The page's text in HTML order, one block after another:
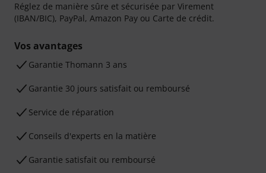
Réglez de manière sûre et sécurisée par Virement
(IBAN/BIC), PayPal, Amazon Pay ou Carte de crédit.
Vos avantages
Ga­ran­tie Thomann 3 ans
Garantie 30 jours satisfait ou remboursé
Service de réparation
Conseils d'experts en la matière
Garantie satisfait ou remboursé